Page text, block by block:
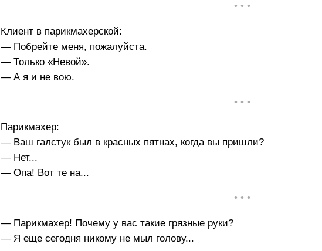
• • •
Клиент в парикмахерской:
— Побрейте меня, пожалуйста.
— Только «Невой».
— А я и не вою.
• • •
Парикмахер:
— Ваш галстук был в красных пятнах, когда вы пришли?
— Нет...
— Опа! Вот те на...
• • •
— Парикмахер! Почему у вас такие грязные руки?
— Я еще сегодня никому не мыл голову...